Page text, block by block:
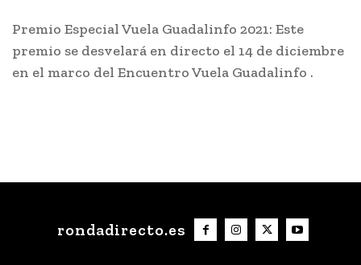
Premio Especial Vuela Guadalinfo 2021: Este
premio se desvelará en directo el 14 de diciembre
en el marco del Encuentro Vuela Guadalinfo .
rondadirecto.es